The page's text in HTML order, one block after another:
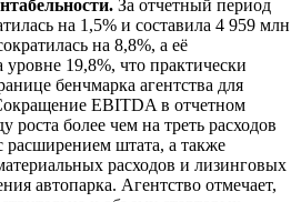
За отчетный период
на 1,5% и составила 4 959 млн
на 8,8%, а её
19,8%, что практически
бенчмарка агентства для
EBITDA в отчетном
роста более чем на треть расходов
расширением штата, а также
расходов и лизинговых
автопарка. Агентство отмечает,